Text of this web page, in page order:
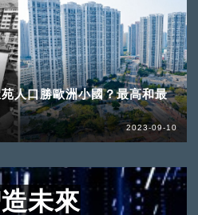
人口勝歐洲小國？最高和最
2023-09-10
未來